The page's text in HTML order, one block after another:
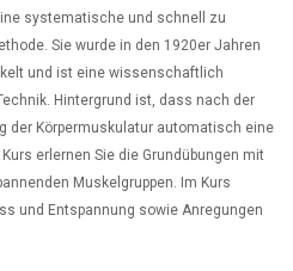
systematische und schnell zu
Sie wurde in den 1920er Jahren
und ist eine wissenschaftlich
Hintergrund ist, dass nach der
der Körpermuskulatur automatisch eine
erlernen Sie die Grundübungen mit
Muskelgruppen. Im Kurs
und Entspannung sowie Anregungen